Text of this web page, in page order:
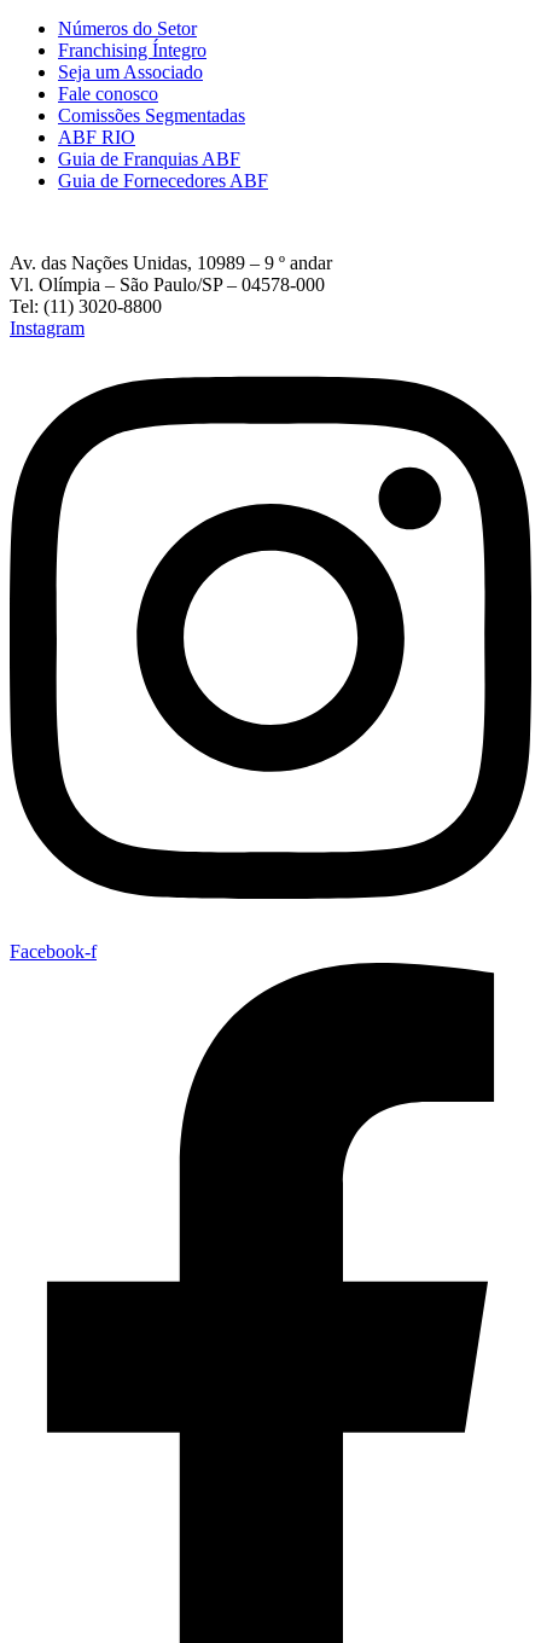
Números do Setor
Franchising Íntegro
Seja um Associado
Fale conosco
Comissões Segmentadas
ABF RIO
Guia de Franquias ABF
Guia de Fornecedores ABF
Av. das Nações Unidas, 10989 – 9 º andar
Vl. Olímpia – São Paulo/SP – 04578-000
Tel: (11) 3020-8800
Instagram
Facebook-f